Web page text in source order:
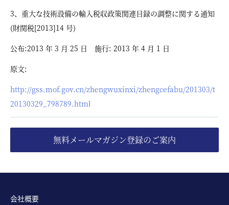
3、重大な技術設備の輸入税収政策関連目録の調整に関する通知
(財関税[2013]14 号)
公布:2013 年 3 月 25 日 施行: 2013 年 4 月 1 日
原文:
http://gss.mof.gov.cn/zhengwuxinxi/zhengcefabu/201303/t
20130329_798789.html
無料メールマガジン登録のご案内
会社概要